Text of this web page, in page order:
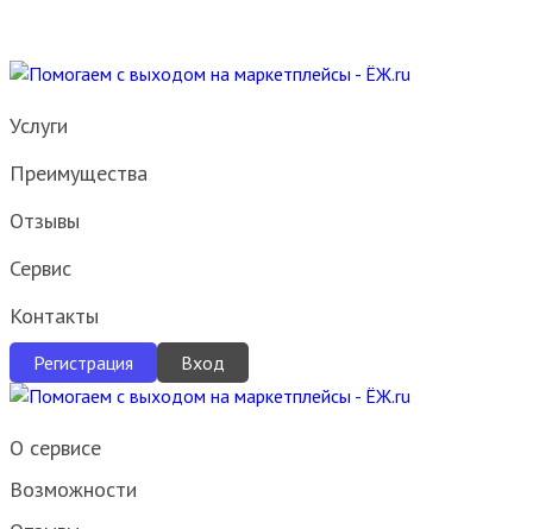
Услуги
Преимущества
Отзывы
Сервис
Контакты
Регистрация Вход
О сервисе
Возможности